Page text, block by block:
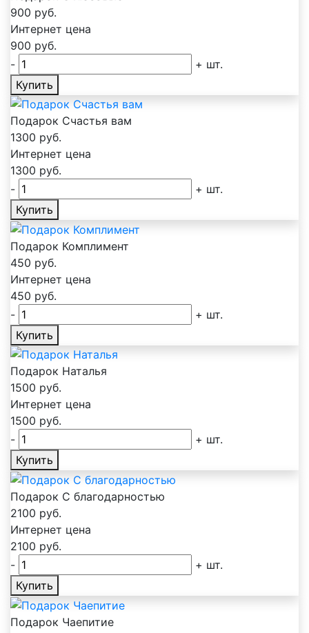
900 руб.
Интернет цена
900 руб.
-
+ шт.
Купить
Подарок Счастья вам
1300 руб.
Интернет цена
1300 руб.
-
+ шт.
Купить
Подарок Комплимент
450 руб.
Интернет цена
450 руб.
-
+ шт.
Купить
Подарок Наталья
1500 руб.
Интернет цена
1500 руб.
-
+ шт.
Купить
Подарок С благодарностью
2100 руб.
Интернет цена
2100 руб.
-
+ шт.
Купить
Подарок Чаепитие